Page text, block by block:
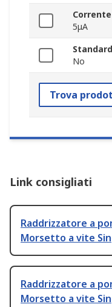
5μA
No
Trova
Link consigliati
Raddrizzatore a
Morsetto a vite
Raddrizzatore a
Morsetto a vite